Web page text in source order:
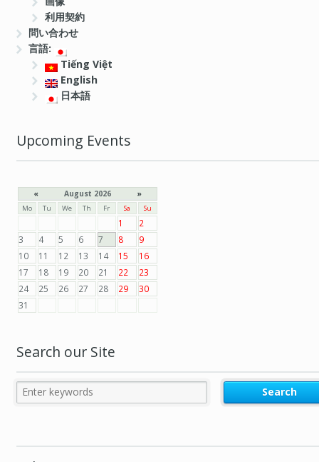
利用契約
問い合わせ
言語:
Tiếng Việt
English
日本語
Upcoming Events
« August 2026 »
Mo Tu We Th Fr Sa Su
1
2
3
4 5 6 7 8
9
10
11 12 13 14 15
16
17
18 19 20 21 22
23
24
25 26 27 28 29
30
31
Search our Site